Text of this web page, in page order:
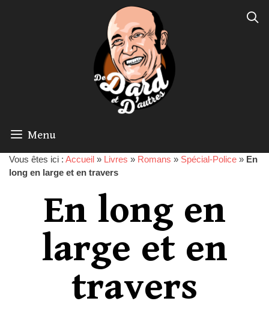
Menu
Vous êtes ici : Accueil » Livres » Romans » Spécial-Police » En
long en large et en travers
En long en
large et en
travers